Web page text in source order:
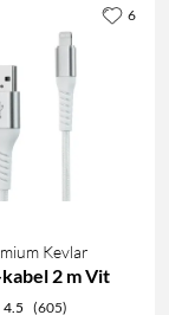
Kevlar
2 m Vit
4.5 (605)
6